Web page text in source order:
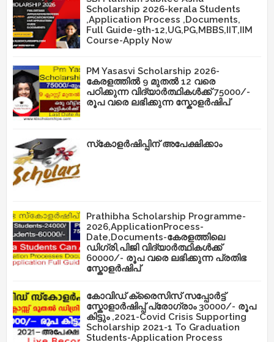
Scholarship 2026-kerala Students
,Application Process ,Documents,
Full Guide-9th-12,UG,PG,MBBS,IIT,IIM
Course-Apply Now
PM Yasasvi Scholarship 2026-
കേരളത്തിൽ 9 മുതൽ 12 വരെ
പഠിക്കുന്ന വിദ്യാർത്ഥികൾക്ക് 75000/-
രൂപ വരെ ലഭിക്കുന്ന സ്കോളർഷിപ്
സ്‌കോളർഷിപ്പിന് അപേക്ഷിക്കാം
Prathibha Scholarship Programme-
2026,ApplicationProcess-
Date,Documents-കേരളത്തിലെ
ഡിഗ്രി,പിജി വിദ്യാർത്ഥികൾക്ക്
60000/- രൂപ വരെ ലഭിക്കുന്ന പ്രതിഭ
സ്കോളർഷിപ്
കോവിഡ് ക്രൈസിസ് സപ്പോർട്ട്
സ്കോളാർഷിപ്പ് പ്രോഗ്രാം 30000/- രൂപ
കിട്ടും ,2021-Covid Crisis Supporting
Scholarship 2021-1 To Graduation
Students-Application Process